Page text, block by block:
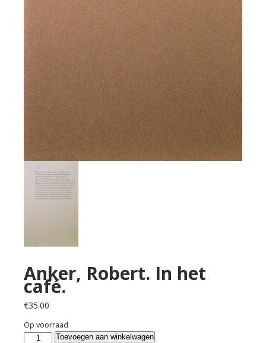
Anker, Robert. In het
café.
€35.00
Op voorraad
Anker,
Toevoegen aan winkelwagen